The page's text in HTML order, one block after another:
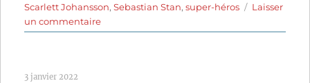
Scarlett Johansson,Sebastian Stan,super-héros
Laisser
un commentairesur
Captain
3 janvier 2022